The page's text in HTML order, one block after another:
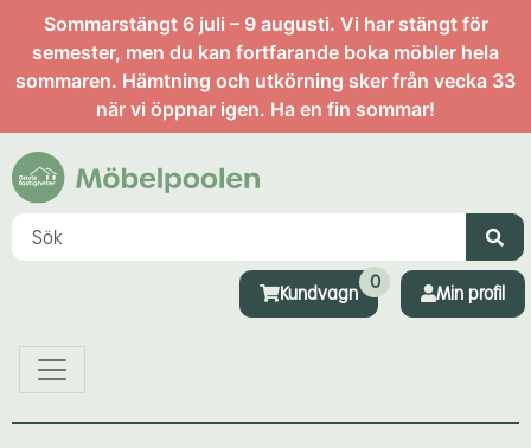
Sommarstängt 6 juli – 9 augusti. Vi har stängt för
semester, men du kan fortfarande boka möbler hela
sommaren. Hämtning och utkörning sker från vecka 33
när vi öppnar igen. Ha en fin sommar!
Kundvagn
0
Min profil